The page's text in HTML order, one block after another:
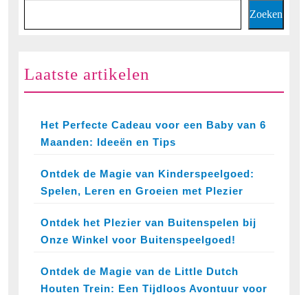
Zoeken
Laatste artikelen
Het Perfecte Cadeau voor een Baby van 6
Maanden: Ideeën en Tips
Ontdek de Magie van Kinderspeelgoed:
Spelen, Leren en Groeien met Plezier
Ontdek het Plezier van Buitenspelen bij
Onze Winkel voor Buitenspeelgoed!
Ontdek de Magie van de Little Dutch
Houten Trein: Een Tijdloos Avontuur voor